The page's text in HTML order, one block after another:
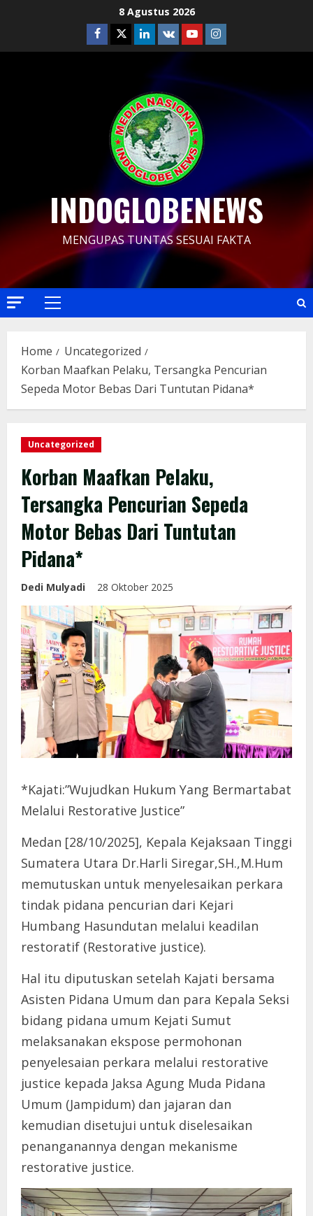
8 Agustus 2026
Facebook
TwitterLinkedin
VK YoutubeInstagram
INDOGLOBENEWS
MENGUPAS TUNTAS SESUAI FAKTA
Primary
Home
Uncategorized
Korban Maafkan Pelaku, Tersangka Pencurian
Sepeda Motor Bebas Dari Tuntutan Pidana*
Uncategorized
Korban Maafkan Pelaku,
Tersangka Pencurian Sepeda
Motor Bebas Dari Tuntutan
Pidana*
Dedi Mulyadi 28 Oktober 2025
*Kajati:”Wujudkan Hukum Yang Bermartabat
Melalui Restorative Justice”
Medan [28/10/2025], Kepala Kejaksaan Tinggi
Sumatera Utara Dr.Harli Siregar,SH.,M.Hum
memutuskan untuk menyelesaikan perkara
tindak pidana pencurian dari Kejari
Humbang Hasundutan melalui keadilan
restoratif (Restorative justice).
Hal itu diputuskan setelah Kajati bersama
Asisten Pidana Umum dan para Kepala Seksi
bidang pidana umum Kejati Sumut
melaksanakan ekspose permohonan
penyelesaian perkara melalui restorative
justice kepada Jaksa Agung Muda Pidana
Umum (Jampidum) dan jajaran dan
kemudian disetujui untuk diselesaikan
penanganannya dengan mekanisme
restorative justice.